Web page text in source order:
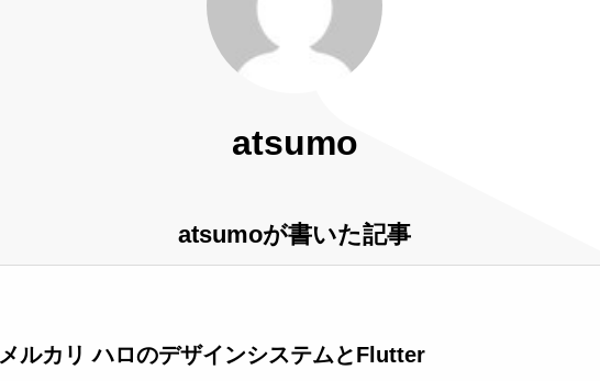
atsumo
atsumoが書いた記事
メルカリ ハロのデザインシステムとFlutter